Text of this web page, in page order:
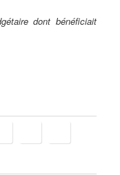
dont bénéficiait